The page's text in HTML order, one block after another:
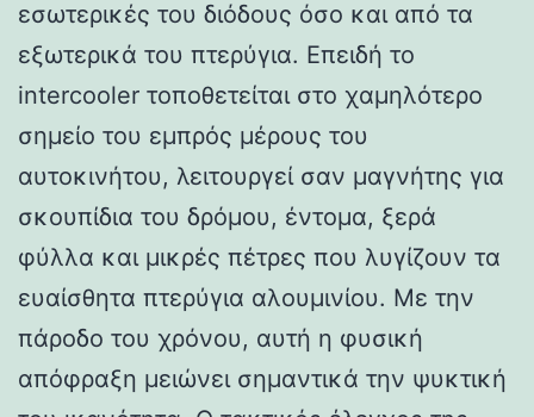
εσωτερικές του διόδους όσο και από τα
εξωτερικά του πτερύγια. Επειδή το
intercooler τοποθετείται στο χαμηλότερο
σημείο του εμπρός μέρους του
αυτοκινήτου, λειτουργεί σαν μαγνήτης για
σκουπίδια του δρόμου, έντομα, ξερά
φύλλα και μικρές πέτρες που λυγίζουν τα
ευαίσθητα πτερύγια αλουμινίου. Με την
πάροδο του χρόνου, αυτή η φυσική
απόφραξη μειώνει σημαντικά την ψυκτική